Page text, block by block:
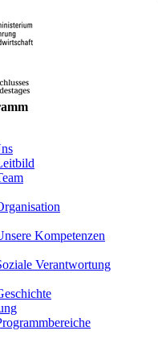
Kompetenzen
Verantwortung